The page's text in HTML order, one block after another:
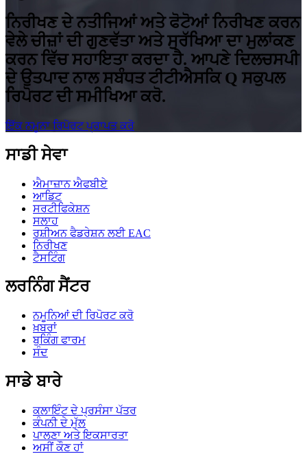
ਨਿਰੀਖਣ ਦੇ ਨਤੀਜਿਆਂ ਅਤੇ ਫੋਟੋਆਂ ਨਿਰੀਖਣ ਕਰਨ
ਵੇਲੇ ਚੀਜ਼ਾਂ ਦੀ ਗੁਣਵੱਤਾ ਅਤੇ ਸੁਰੱਖਿਆ ਦਾ ਮੁਲਾਂਕਣ
ਕਰਨ ਵਿੱਚ ਸਹਾਇਤਾ ਕਰਦਾ ਹੈ. ਆਪਣੇ ਦਿਲਚਸਪੀ
ਦੇ ਉਤਪਾਦ ਨਾਲ ਸਬੰਧਤ ਟੀਟੀਐਸਕਿ Q ਸਕੁਪਲ
ਰਿਪੋਰਟ ਦੀ ਸਮੀਖਿਆ ਕਰੋ.
ਇੱਕ ਨਮੂਨਾ ਰਿਪੋਰਟ ਪ੍ਰਾਪਤ ਕਰੋ
ਸਾਡੀ ਸੇਵਾ
ਐਮਾਜ਼ਾਨ ਐਫਬੀਏ
ਆਡਿਟ
ਸਰਟੀਫਿਕੇਸ਼ਨ
ਸਲਾਹ
ਰਸ਼ੀਅਨ ਫੈਡਰੇਸ਼ਨ ਲਈ EAC
ਨਿਰੀਖਣ
ਟੈਸਟਿੰਗ
ਲਰਨਿੰਗ ਸੈਂਟਰ
ਨਮੂਨਿਆਂ ਦੀ ਰਿਪੋਰਟ ਕਰੋ
ਖ਼ਬਰਾਂ
ਬੁਕਿੰਗ ਫਾਰਮ
ਸੰਦ
ਸਾਡੇ ਬਾਰੇ
ਕਲਾਇੰਟ ਦੇ ਪ੍ਰਸੰਸਾ ਪੱਤਰ
ਕੰਪਨੀ ਦੇ ਮੁੱਲ
ਪਾਲਣਾ ਅਤੇ ਇਕਸਾਰਤਾ
ਅਸੀਂ ਕੌਣ ਹਾਂ